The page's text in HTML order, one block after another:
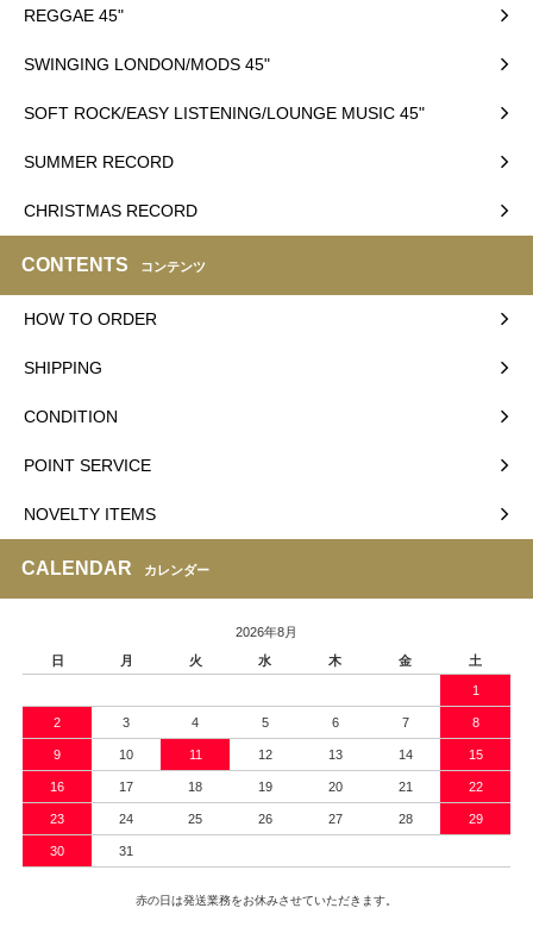
REGGAE 45"
SWINGING LONDON/MODS 45"
SOFT ROCK/EASY LISTENING/LOUNGE MUSIC 45"
SUMMER RECORD
CHRISTMAS RECORD
CONTENTS コンテンツ
HOW TO ORDER
SHIPPING
CONDITION
POINT SERVICE
NOVELTY ITEMS
CALENDAR カレンダー
2026年8月
日
月 火 水 木 金 土
1
2 3 4 5 6 7 8
9 10 11 12 13 14 15
16 17 18 19 20 21 22
23 24 25 26 27 28 29
30 31
赤の日は発送業務をお休みさせていただきます。